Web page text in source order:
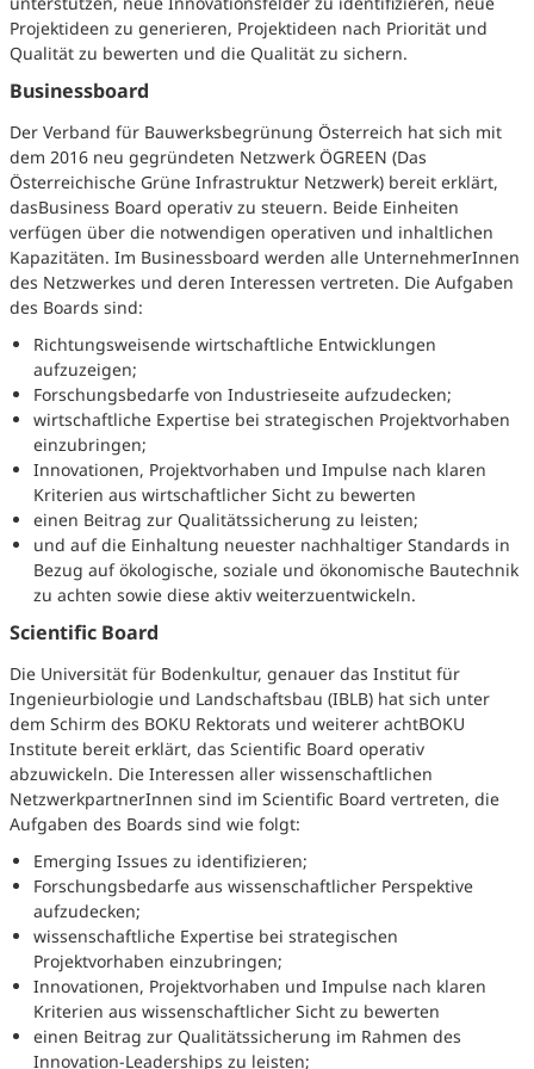
Projektideen zu generieren, Projektideen nach Priorität und
Qualität zu bewerten und die Qualität zu sichern.
Businessboard
Der Verband für Bauwerksbegrünung Österreich hat sich mit
dem 2016 neu gegründeten Netzwerk ÖGREEN (Das
Österreichische Grüne Infrastruktur Netzwerk) bereit erklärt,
dasBusiness Board operativ zu steuern. Beide Einheiten
verfügen über die notwendigen operativen und inhaltlichen
Kapazitäten. Im Businessboard werden alle UnternehmerInnen
des Netzwerkes und deren Interessen vertreten. Die Aufgaben
des Boards sind:
Richtungsweisende wirtschaftliche Entwicklungen
aufzuzeigen;
Forschungsbedarfe von Industrieseite aufzudecken;
wirtschaftliche Expertise bei strategischen Projektvorhaben
einzubringen;
Innovationen, Projektvorhaben und Impulse nach klaren
Kriterien aus wirtschaftlicher Sicht zu bewerten
einen Beitrag zur Qualitätssicherung zu leisten;
und auf die Einhaltung neuester nachhaltiger Standards in
Bezug auf ökologische, soziale und ökonomische Bautechnik
zu achten sowie diese aktiv weiterzuentwickeln.
Scientific Board
Die Universität für Bodenkultur, genauer das Institut für
Ingenieurbiologie und Landschaftsbau (IBLB) hat sich unter
dem Schirm des BOKU Rektorats und weiterer achtBOKU
Institute bereit erklärt, das Scientific Board operativ
abzuwickeln. Die Interessen aller wissenschaftlichen
NetzwerkpartnerInnen sind im Scientific Board vertreten, die
Aufgaben des Boards sind wie folgt:
Emerging Issues zu identifizieren;
Forschungsbedarfe aus wissenschaftlicher Perspektive
aufzudecken;
wissenschaftliche Expertise bei strategischen
Projektvorhaben einzubringen;
Innovationen, Projektvorhaben und Impulse nach klaren
Kriterien aus wissenschaftlicher Sicht zu bewerten
einen Beitrag zur Qualitätssicherung im Rahmen des
Innovation-Leaderships zu leisten;